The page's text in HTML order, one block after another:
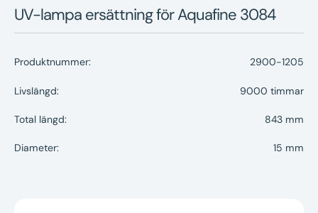
UV-lampa ersättning för Aquafine 3084
Produktnummer: 2900-1205
Livslängd: 9000 timmar
Total längd: 843 mm
Diameter: 15 mm